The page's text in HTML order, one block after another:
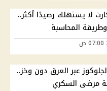
لا يستهلك رصيدًا أكثر..
المحاسبة
عبر العرق دون وخز..
مرضى السكري